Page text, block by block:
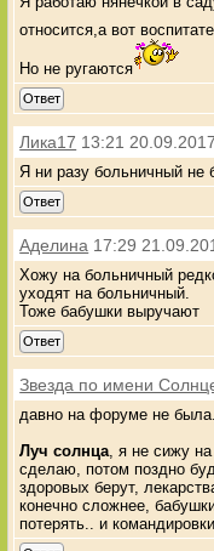
относится,а вот
Но не ругаются
Ответ
Лика17 13:21 20.09.2017
Я ни разу больничный не
Ответ
Аделина 17:29
Хожу на больничный
уходят на больничный.
Тоже бабушки выручают
Ответ
Звезда по имени
давно на форуме не была.
Луч солнца , я не сижу
сделаю, потом поздно
здоровых берут,
конечно сложнее,
потерять.. и